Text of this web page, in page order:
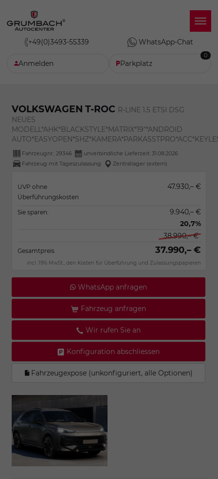
+49(0)3493-55339 WhatsApp-Chat
Anmelden Parkplatz
0
VOLKSWAGEN T-ROC R-LINE 1.5 ETSI DSG
NEUES
MODELL*AHK*BLACKSTYLE*MATRIX*19"*ANDROID
Fahrzeugnr.: 29346 unverbindliche Lieferzeit: 31.08.2026
Fahrzeug mit Tageszulassung
Zentrallager (extern)
UVP ohne
Überführungskosten
47.930,– €
Sie sparen:
9.940,– €
20,7%
38.990,– €
Gesamtpreis 37.990,– €
incl. 19% MwSt., den Kosten für Überführung und Zulassungspapieren
WhatsApp anfragen
Fahrzeug anfragen
Wir rufen Sie an
Konfiguration abschliessen
Fahrzeugexpose (unkonfiguriert, alle Optionen)